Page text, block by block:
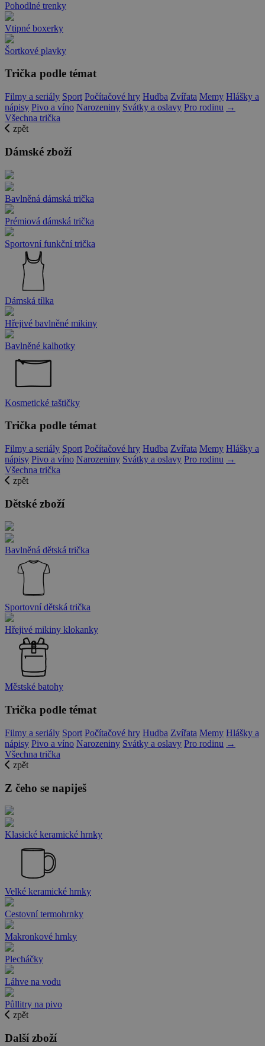
Pohodlné trenky
Vtipné boxerky
Šortkové plavky
Trička podle témat
Filmy a seriály Sport Počítačové hry Hudba Zvířata Memy Hlášky a
nápisy Pivo a víno Narozeniny Svátky a oslavy Pro rodinu →
Všechna trička
zpět
Dámské zboží
Bavlněná dámská trička
Prémiová dámská trička
Sportovní funkční trička
Dámská tílka
Hřejivé bavlněné mikiny
Bavlněné kalhotky
Kosmetické taštičky
Trička podle témat
Filmy a seriály Sport Počítačové hry Hudba Zvířata Memy Hlášky a
nápisy Pivo a víno Narozeniny Svátky a oslavy Pro rodinu →
Všechna trička
zpět
Dětské zboží
Bavlněná dětská trička
Sportovní dětská trička
Hřejivé mikiny klokanky
Městské batohy
Trička podle témat
Filmy a seriály Sport Počítačové hry Hudba Zvířata Memy Hlášky a
nápisy Pivo a víno Narozeniny Svátky a oslavy Pro rodinu →
Všechna trička
zpět
Z čeho se napiješ
Klasické keramické hrnky
Velké keramické hrnky
Cestovní termohrnky
Makronkové hrnky
Plecháčky
Láhve na vodu
Půllitry na pivo
zpět
Další zboží